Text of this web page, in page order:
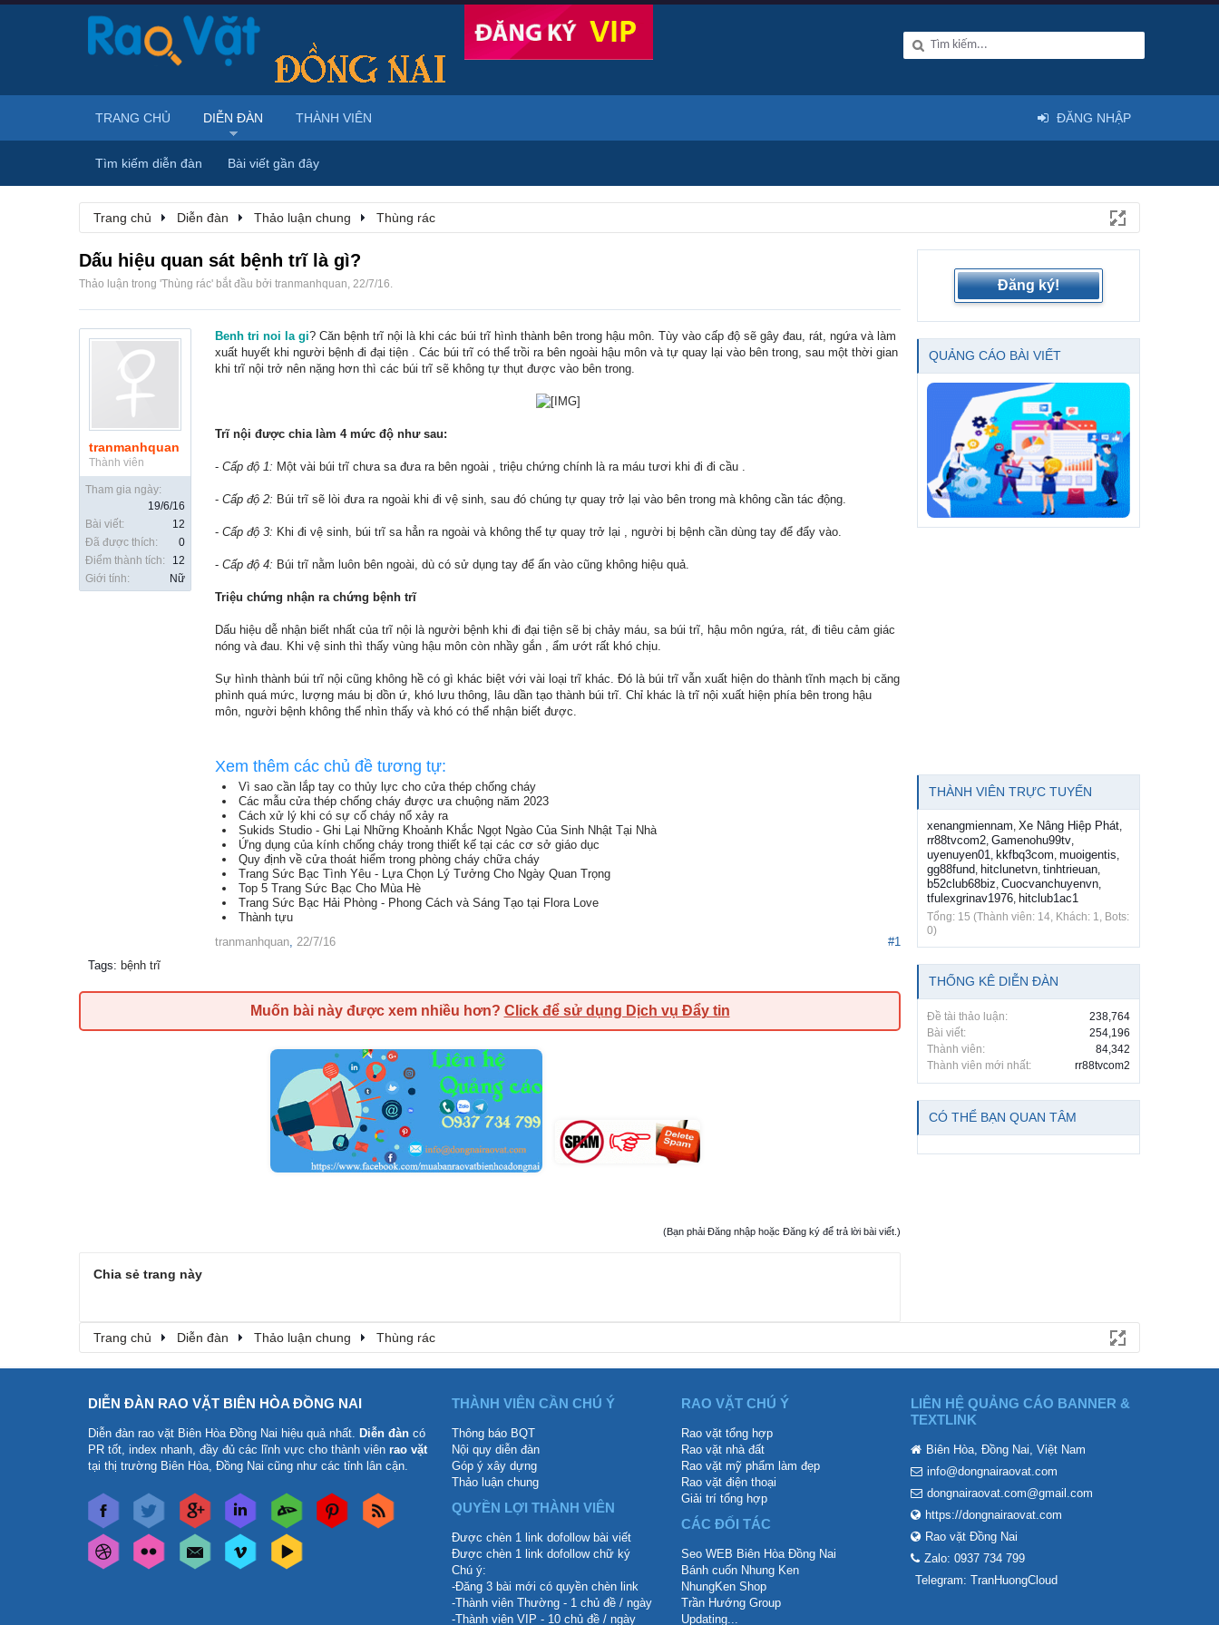
Trang chủ Diễn đàn Thảo luận chung Thùng rác
Dấu hiệu quan sát bệnh trĩ là gì?
Thảo luận trong 'Thùng rác' bắt đầu bởi tranmanhquan, 22/7/16.
tranmanhquan
Thành viên
Tham gia ngày:
19/6/16
Bài viết:
12
Đã được thích:
0
Điểm thành tích:
12
Giới tính:
Nữ
Benh tri noi la gi? Căn bệnh trĩ nội là khi các búi trĩ hình thành bên trong hậu môn. Tùy vào cấp độ sẽ gây đau, rát, ngứa và làm
xuất huyết khi người bệnh đi đại tiện . Các búi trĩ có thể trồi ra bên ngoài hậu môn và tự quay lại vào bên trong, sau một thời gian
khi trĩ nội trở nên nặng hơn thì các búi trĩ sẽ không tự thụt được vào bên trong.
Trĩ nội được chia làm 4 mức độ như sau:
- Cấp độ 1: Một vài búi trĩ chưa sa đưa ra bên ngoài , triệu chứng chính là ra máu tươi khi đi đi cầu .
- Cấp độ 2: Búi trĩ sẽ lòi đưa ra ngoài khi đi vệ sinh, sau đó chúng tự quay trở lại vào bên trong mà không cần tác động.
- Cấp độ 3: Khi đi vệ sinh, búi trĩ sa hẳn ra ngoài và không thể tự quay trở lại , người bị bệnh cần dùng tay để đẩy vào.
- Cấp độ 4: Búi trĩ nằm luôn bên ngoài, dù có sử dụng tay để ấn vào cũng không hiệu quả.
Triệu chứng nhận ra chứng bệnh trĩ
Dấu hiệu dễ nhận biết nhất của trĩ nội là người bệnh khi đi đại tiện sẽ bị chảy máu, sa búi trĩ, hậu môn ngứa, rát, đi tiêu cảm giác
nóng và đau. Khi vệ sinh thì thấy vùng hậu môn còn nhầy gắn , ẩm ướt rất khó chịu.
Sự hình thành búi trĩ nội cũng không hề có gì khác biệt với vài loại trĩ khác. Đó là búi trĩ vẫn xuất hiện do thành tĩnh mạch bị căng
phình quá mức, lượng máu bị dồn ứ, khó lưu thông, lâu dần tạo thành búi trĩ. Chỉ khác là trĩ nội xuất hiện phía bên trong hậu
môn, người bệnh không thể nhìn thấy và khó có thể nhận biết được.
Xem thêm các chủ đề tương tự:
Vì sao cần lắp tay co thủy lực cho cửa thép chống cháy
Các mẫu cửa thép chống cháy được ưa chuộng năm 2023
Cách xử lý khi có sự cố cháy nổ xảy ra
Sukids Studio - Ghi Lại Những Khoảnh Khắc Ngọt Ngào Của Sinh Nhật Tại Nhà
Ứng dụng của kính chống cháy trong thiết kế tại các cơ sở giáo dục
Quy định về cửa thoát hiểm trong phòng cháy chữa cháy
Trang Sức Bạc Tình Yêu - Lựa Chọn Lý Tưởng Cho Ngày Quan Trọng
Top 5 Trang Sức Bạc Cho Mùa Hè
Trang Sức Bạc Hải Phòng - Phong Cách và Sáng Tạo tại Flora Love
Thành tựu
tranmanhquan, 22/7/16
#1
Tags: bệnh trĩ
Muốn bài này được xem nhiều hơn? Click để sử dụng Dịch vụ Đẩy tin
(Bạn phải Đăng nhập hoặc Đăng ký để trả lời bài viết.)
Chia sẻ trang này
Đăng ký!
QUẢNG CÁO BÀI VIẾT
THÀNH VIÊN TRỰC TUYẾN
xenangmiennam, Xe Nâng Hiệp Phát,
rr88tvcom2, Gamenohu99tv,
uyenuyen01, kkfbq3com, muoigentis,
gg88fund, hitclunetvn, tinhtrieuan,
b52club68biz, Cuocvanchuyenvn,
tfulexgrinav1976, hitclub1ac1
Tổng: 15 (Thành viên: 14, Khách: 1, Bots:
0)
THỐNG KÊ DIỄN ĐÀN
Đề tài thảo luận:
238,764
Bài viết:
254,196
Thành viên:
84,342
Thành viên mới nhất:
rr88tvcom2
CÓ THỂ BẠN QUAN TÂM
Trang chủ Diễn đàn Thảo luận chung Thùng rác
TRANG CHỦ DIỄN ĐÀN
Tìm kiếm diễn đàn Bài viết gần đây
THÀNH VIÊN ĐĂNG NHẬP
DIỄN ĐÀN RAO VẶT BIÊN HÒA ĐỒNG NAI
Diễn đàn rao vặt Biên Hòa Đồng Nai hiệu quả nhất. Diễn đàn có
PR tốt, index nhanh, đầy đủ các lĩnh vực cho thành viên rao vặt
tại thị trường Biên Hòa, Đồng Nai cũng như các tỉnh lân cận.
THÀNH VIÊN CẦN CHÚ Ý
Thông báo BQT
Nội quy diễn đàn
Góp ý xây dựng
Thảo luận chung
QUYỀN LỢI THÀNH VIÊN
Được chèn 1 link dofollow bài viết
Được chèn 1 link dofollow chữ ký
Chú ý:
-Đăng 3 bài mới có quyền chèn link
-Thành viên Thường - 1 chủ đề / ngày
-Thành viên VIP - 10 chủ đề / ngày
RAO VẶT CHÚ Ý
Rao vặt tổng hợp
Rao vặt nhà đất
Rao vặt mỹ phẩm làm đẹp
Rao vặt điện thoại
Giải trí tổng hợp
CÁC ĐỐI TÁC
Seo WEB Biên Hòa Đồng Nai
Bánh cuốn Nhung Ken
NhungKen Shop
Trần Hướng Group
Updating...
LIÊN HỆ QUẢNG CÁO BANNER &
TEXTLINK
Biên Hòa, Đồng Nai, Việt Nam
info@dongnairaovat.com
dongnairaovat.com@gmail.com
https://dongnairaovat.com
Rao vặt Đồng Nai
Zalo: 0937 734 799
Telegram: TranHuongCloud